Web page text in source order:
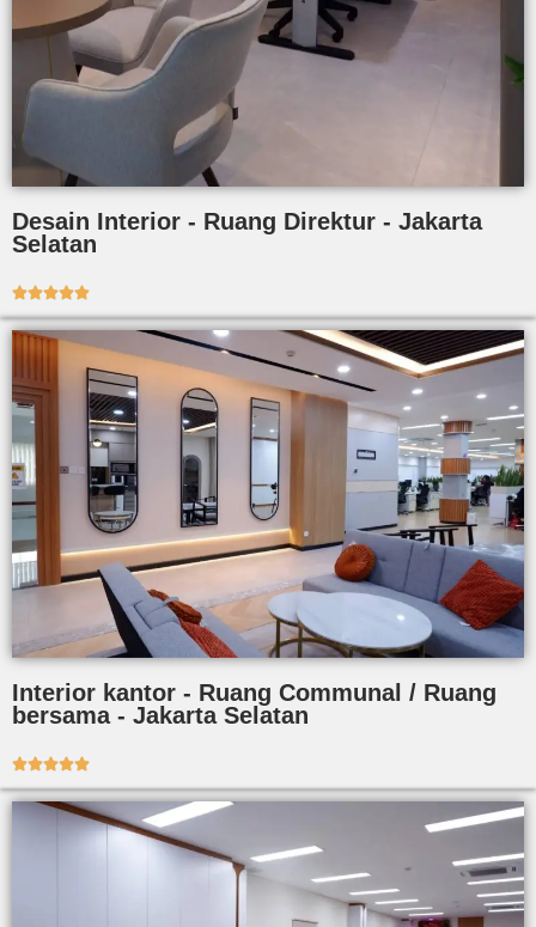
Desain Interior - Ruang Direktur - Jakarta
Selatan

Interior kantor - Ruang Communal / Ruang
bersama - Jakarta Selatan
